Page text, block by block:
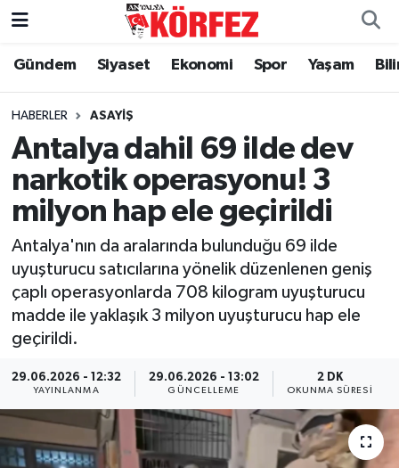
Gündem Siyaset Ekonomi Spor Yaşam
HABERLER ASAYIŞ
Antalya dahil 69 ilde dev
narkotik operasyonu! 3
milyon hap ele geçirildi
Antalya'nın da aralarında bulunduğu 69 ilde
uyuşturucu satıcılarına yönelik düzenlenen geniş
çaplı operasyonlarda 708 kilogram uyuşturucu
madde ile yaklaşık 3 milyon uyuşturucu hap ele
geçirildi.
29.06.2026 - 12:32
YAYINLANMA
29.06.2026 - 13:02
GÜNCELLEME
2 DK
OKUNMA SÜRESI
Gündem
Siyaset
Yerel Yönetim
Ekonomi
Spor
Yaşam
Asayiş
Dünya
Eğitim
Nöbetçi Eczaneler
Hava Durumu
Trafik Durumu
Süper Lig Puan Durumu ve Fikstür
Tüm Manşetler
Son Dakika Haberleri
Haber Arşivi